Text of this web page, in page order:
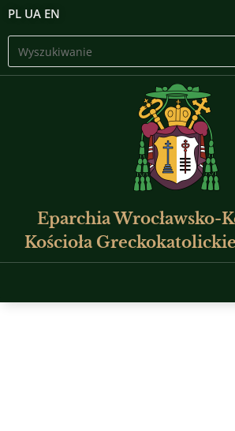
PL UA EN
Eparchia Wrocławsko-
Kościoła